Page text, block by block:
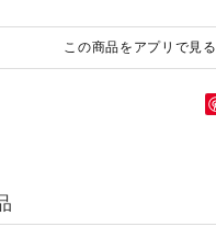
この商品をアプリで見る